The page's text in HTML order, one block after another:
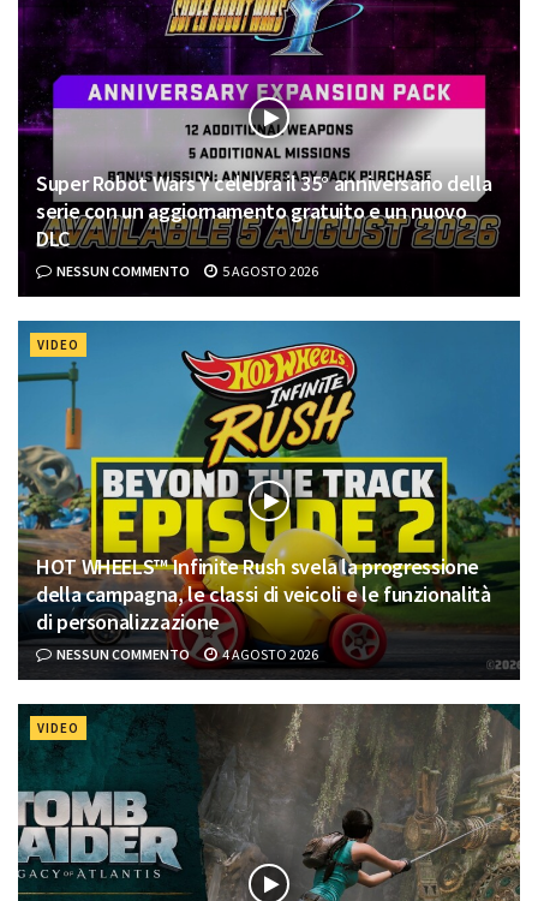
Super Robot Wars Y celebra il 35° anniversario della
serie con un aggiornamento gratuito e un nuovo
DLC
NESSUN COMMENTO 5 AGOSTO 2026
VIDEO
HOT WHEELS™ Infinite Rush svela la progressione
della campagna, le classi di veicoli e le funzionalità
di personalizzazione
NESSUN COMMENTO 4 AGOSTO 2026
VIDEO